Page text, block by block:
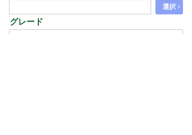
選択 ›
グレード